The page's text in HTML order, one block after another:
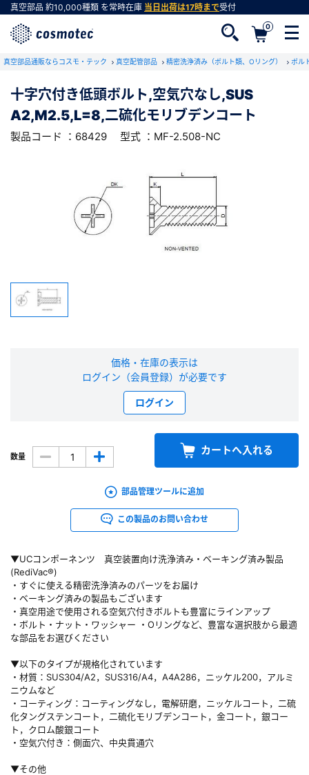
真空部品 約10,000種類 を常時在庫 当日出荷は17時まで受付
0
真空部品通販ならコスモ・テック 真空配管部品 精密洗浄済み（ボルト類、Oリング） ボル
十字穴付き低頭ボルト,空気穴なし,SUS
A2,M2.5,L=8,二硫化モリブデンコート
製品コード ：68429 型式 ：MF-2.508-NC
▼UCコンポーネンツ 真空装置向け洗浄済み・ベーキング済み製品
(RediVac®)
・すぐに使える精密洗浄済みのパーツをお届け
・ベーキング済みの製品もございます
・真空用途で使用される空気穴付きボルトも豊富にラインアップ
・ボルト・ナット・ワッシャー ・Oリングなど、豊富な選択肢から最適
な部品をお選びください
▼以下のタイプが規格化されています
・材質：SUS304/A2，SUS316/A4，A4A286，ニッケル200，アルミ
ニウムなど
・コーティング：コーティングなし，電解研磨，ニッケルコート，二硫
化タングステンコート，二硫化モリブデンコート，金コート，銀コー
ト，クロム酸銀コート
・空気穴付き：側面穴、中央貫通穴
▼その他
価格・在庫の表示は
ログイン（会員登録）が必要です
ログイン
数量 カートへ入れる
部品管理ツールに追加
この製品のお問い合わせ
RoHS2適合報告書のダウンロード
下記製品のRoHS2適合報告書のダウンロードをします。
十字穴付き低頭ボルト,空気穴なし,SUS
A2,M2.5,L=8,二硫化モリブデンコート
型式 ：MF-2.508-NC 製品コード ：68429
必須
会員登録がお済みでない方
会員登録をすれば、便利な機能がご利用いただけ
※新規会員登録をお申し込み頂いてから本登録となるまで、数日間かかる場合
があります。また当社の判断によりお断りする場合があります。
ログイン
※パスワードをお忘れの方は、パスワード再発行ページへ